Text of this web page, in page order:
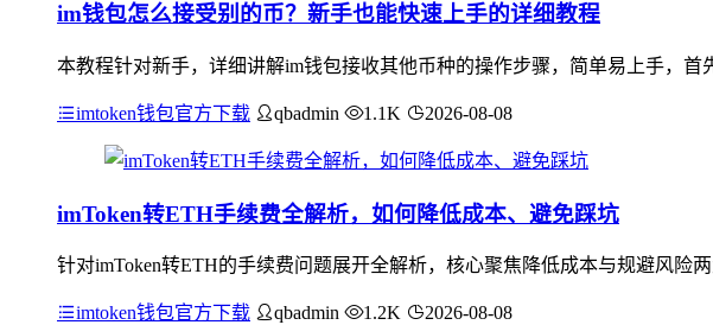
im钱包怎么接受别的币？新手也能快速上手的详细教程
本教程针对新手，详细讲解im钱包接收其他币种的操作步骤，简单易上手，
imtoken钱包官方下载 qbadmin 1.1K 2026-08-08
imToken转ETH手续费全解析，如何降低成本、避免踩坑
针对imToken转ETH的手续费问题展开全解析，核心聚焦降低成本与规避风险
imtoken钱包官方下载 qbadmin 1.2K 2026-08-08